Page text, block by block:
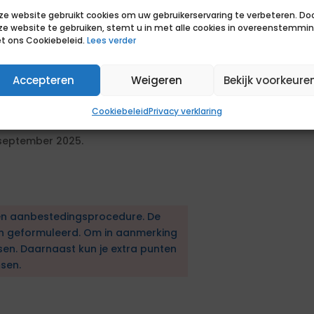
website gebruikt cookies om uw gebruikerservaring te verbeteren.
website te gebruiken, stemt u in met alle cookies in
ons Cookiebeleid. Lees verder
Accepteren Weigeren Bekijk
CookiebeleidPrivacy verklaring
houding
in Midden-Groningen
tussen scholen en de
2025.
aanbestedingsprocedure. De
geformuleerd. Om in aanmerking
Daarnaast kun je extra punten